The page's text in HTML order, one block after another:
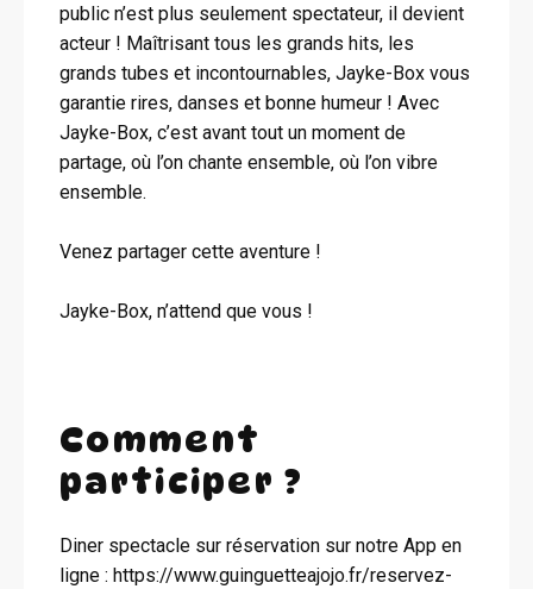
public n’est plus seulement spectateur, il devient
acteur ! Maîtrisant tous les grands hits, les
grands tubes et incontournables, Jayke-Box vous
garantie rires, danses et bonne humeur ! Avec
Jayke-Box, c’est avant tout un moment de
partage, où l’on chante ensemble, où l’on vibre
ensemble.
Venez partager cette aventure !
Jayke-Box, n’attend que vous !
Comment
participer ?
Diner spectacle sur réservation sur notre App en
ligne : https://www.guinguetteajojo.fr/reservez-